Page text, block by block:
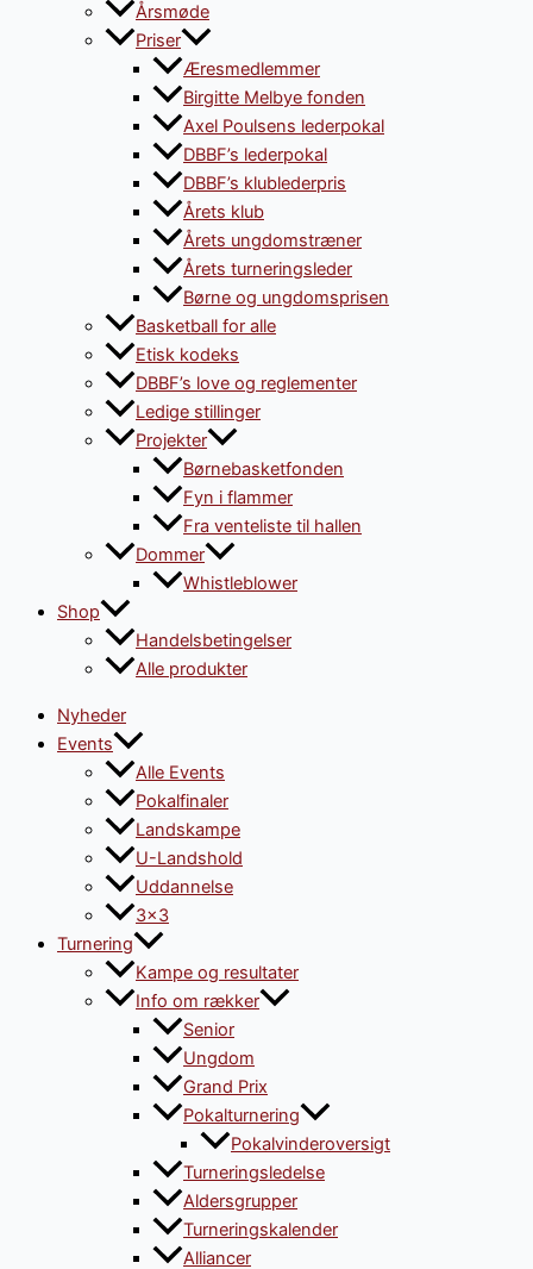
Årsmøde
Priser
Æresmedlemmer
Birgitte Melbye fonden
Axel Poulsens lederpokal
DBBF’s lederpokal
DBBF’s klublederpris
Årets klub
Årets ungdomstræner
Årets turneringsleder
Børne og ungdomsprisen
Basketball for alle
Etisk kodeks
DBBF’s love og reglementer
Ledige stillinger
Projekter
Børnebasketfonden
Fyn i flammer
Fra venteliste til hallen
Dommer
Whistleblower
Shop
Handelsbetingelser
Alle produkter
Nyheder
Events
Alle Events
Pokalfinaler
Landskampe
U-Landshold
Uddannelse
3×3
Turnering
Kampe og resultater
Info om rækker
Senior
Ungdom
Grand Prix
Pokalturnering
Pokalvinderoversigt
Turneringsledelse
Aldersgrupper
Turneringskalender
Alliancer